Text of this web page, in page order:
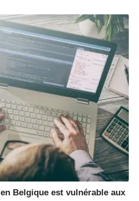
Belgique est vulnérable aux